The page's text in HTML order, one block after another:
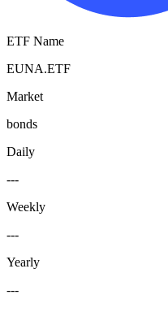
ETF Name
EUNA.ETF
Market
bonds
Daily
---
Weekly
---
Yearly
---